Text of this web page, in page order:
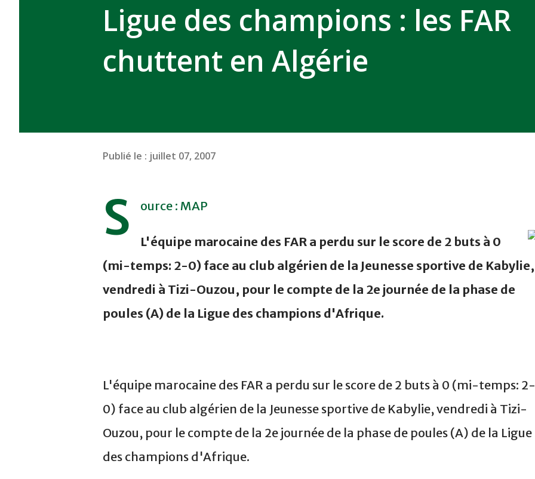
Ligue des champions : les FAR
chuttent en Algérie
Publié le : juillet 07, 2007
S ource : MAP
L'équipe marocaine des FAR a perdu sur le score de 2 buts à 0
(mi-temps: 2-0) face au club algérien de la Jeunesse sportive de Kabylie,
vendredi à Tizi-Ouzou, pour le compte de la 2e journée de la phase de
poules (A) de la Ligue des champions d'Afrique.
L'équipe marocaine des FAR a perdu sur le score de 2 buts à 0 (mi-temps: 2-
0) face au club algérien de la Jeunesse sportive de Kabylie, vendredi à Tizi-
Ouzou, pour le compte de la 2e journée de la phase de poules (A) de la Ligue
des champions d'Afrique.